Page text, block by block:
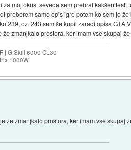
moj okus, seveda sem prebral kakšen test,
preberem samo opis igre potem ko sem jo
239, oz. 243 sem še kupil zaradi opisa GTA V.
zmanjkalo prostora, ker imam vse skupaj
| G.Skill 6000 CL30
1000W
že zmanjkalo prostora, ker imam vse skupaj